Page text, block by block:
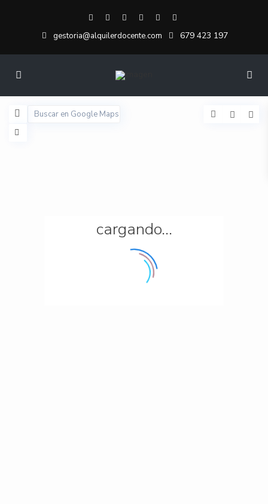
gestoria@alquilerdocente.com 679 423 197
cargando...